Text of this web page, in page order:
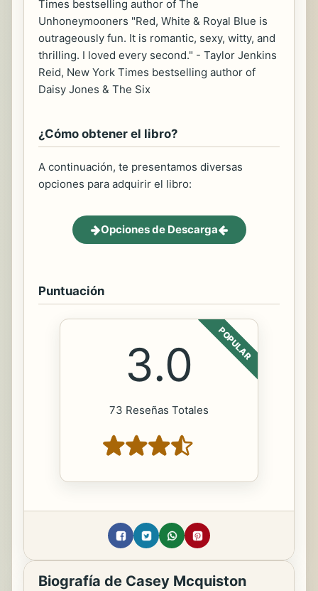
Times bestselling author of The
Unhoneymooners "Red, White & Royal Blue is
outrageously fun. It is romantic, sexy, witty, and
thrilling. I loved every second." - Taylor Jenkins
Reid, New York Times bestselling author of
Daisy Jones & The Six
¿Cómo obtener el libro?
A continuación, te presentamos diversas
opciones para adquirir el libro:
Opciones de Descarga
Puntuación
POPULAR
3.0
73 Reseñas Totales
Biografía de Casey Mcquiston